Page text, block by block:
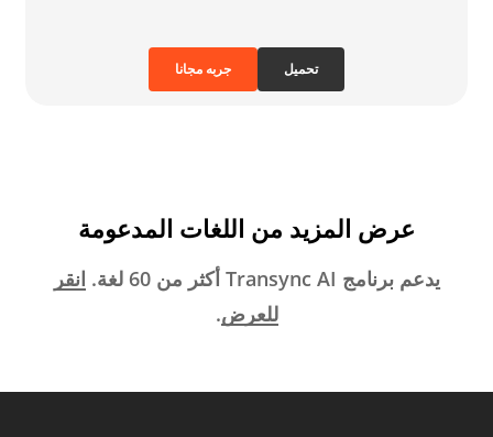
جربه مجانا تحميل
عرض المزيد من اللغات المدعومة
يدعم برنامج Transync AI أكثر من 60 لغة.
انقر
للعرض.